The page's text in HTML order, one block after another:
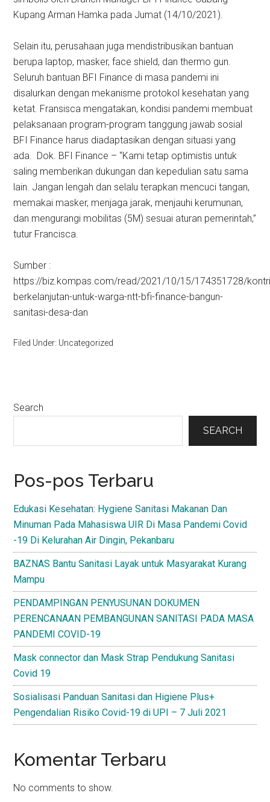
Kupang Arman Hamka pada Jumat (14/10/2021).
Selain itu, perusahaan juga mendistribusikan bantuan
berupa laptop, masker, face shield, dan thermo gun.
Seluruh bantuan BFI Finance di masa pandemi ini
disalurkan dengan mekanisme protokol kesehatan yang
ketat. Fransisca mengatakan, kondisi pandemi membuat
pelaksanaan program-program tanggung jawab sosial
BFI Finance harus diadaptasikan dengan situasi yang
ada. Dok. BFI Finance – “Kami tetap optimistis untuk
saling memberikan dukungan dan kepedulian satu sama
lain. Jangan lengah dan selalu terapkan mencuci tangan,
memakai masker, menjaga jarak, menjauhi kerumunan,
dan mengurangi mobilitas (5M) sesuai aturan pemerintah,”
tutur Francisca.
Sumber :
https://biz.kompas.com/read/2021/10/15/174351728/
berkelanjutan-untuk-warga-ntt-bfi-finance-bangun-
sanitasi-desa-dan
Filed Under: Uncategorized
Primary
Search
SEARCH
Pos-pos Terbaru
Edukasi Kesehatan: Hygiene Sanitasi Makanan Dan
Minuman Pada Mahasiswa UIR Di Masa Pandemi Covid
-19 Di Kelurahan Air Dingin, Pekanbaru
BAZNAS Bantu Sanitasi Layak untuk Masyarakat Kurang
Mampu
PENDAMPINGAN PENYUSUNAN DOKUMEN
PERENCANAAN PEMBANGUNAN SANITASI PADA MASA
PANDEMI COVID-19
Mask connector dan Mask Strap Pendukung Sanitasi
Covid 19
Sosialisasi Panduan Sanitasi dan Higiene Plus+
Pengendalian Risiko Covid-19 di UPI – 7 Juli 2021
Komentar Terbaru
No comments to show.